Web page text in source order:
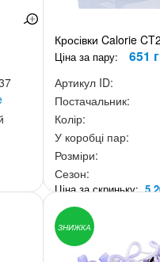
Кросівки Calorie
Ціна за пару: 651
Артикул ID:
Постачальник:
Колір:
У коробці пар:
Розміри:
Сезон:
Ціна за скриньку:5
ЗНИЖКА